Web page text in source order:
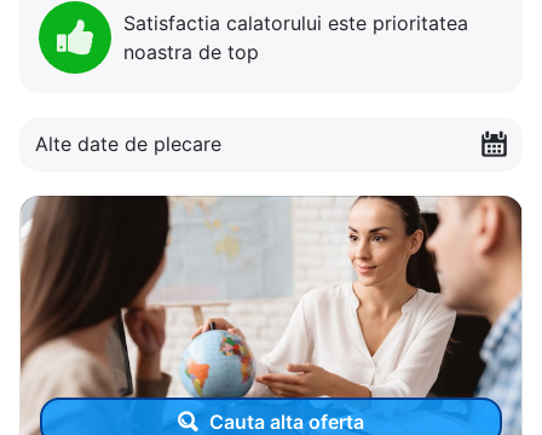
Satisfactia calatorului este prioritatea
noastra de top
Alte date de plecare
Cauta alta oferta